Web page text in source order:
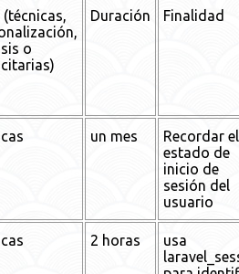
o
Duración Finalidad
un mes
Recordar el
estado de
inicio de
sesión del
usuario
2 horas
usa